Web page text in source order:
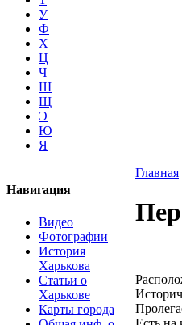
У
Ф
Х
Ц
Ч
Ш
Щ
Э
Ю
Я
Навигация
Видео
Фотографии
История
Харькова
Статьи о
Харькове
Карты города
Главная